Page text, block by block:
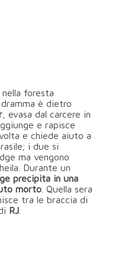
foresta
è dietro
, evasa dal carcere in
e rapisce
e chiede aiuto a
i due si
ma vengono
Durante un
precipita in una
morto. Quella sera
tra le braccia di
RJ.